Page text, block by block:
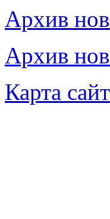
Архив
Архив
Карта